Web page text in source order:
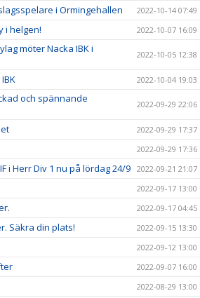
i Ormingehallen 2022-10-14 07:49
i helgen! 2022-10-07 16:09
möter Nacka IBK i
2022-10-05 12:38
2022-10-04 19:03
och spännande
2022-09-29 22:06
2022-09-29 17:37
2022-09-29 17:36
i Herr Div 1 nu på lördag 24/9 2022-09-21 21:07
2022-09-17 13:00
2022-09-17 04:45
Säkra din plats! 2022-09-15 13:30
2022-09-12 13:00
2022-09-07 16:00
2022-08-29 13:00